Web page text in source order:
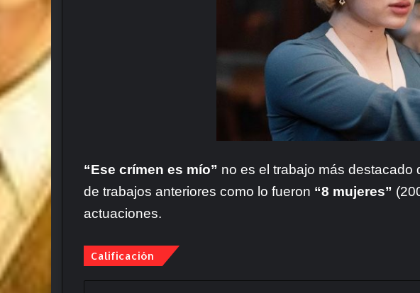
“Ese crímen es mío” no es el trabajo más destacado
de trabajos anteriores como lo fueron “8 mujeres”
actuaciones.
Calificación